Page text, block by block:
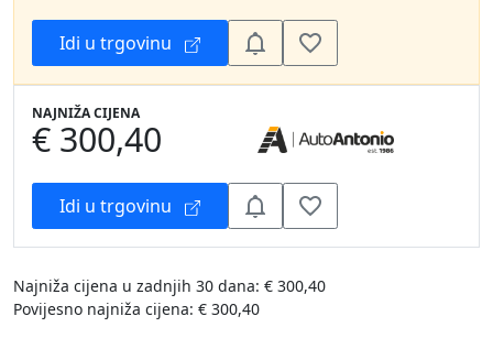
Idi u trgovinu
NAJNIŽA CIJENA
€ 300,40
Idi u trgovinu
Najniža cijena u zadnjih 30 dana: € 300,40
Povijesno najniža cijena: € 300,40